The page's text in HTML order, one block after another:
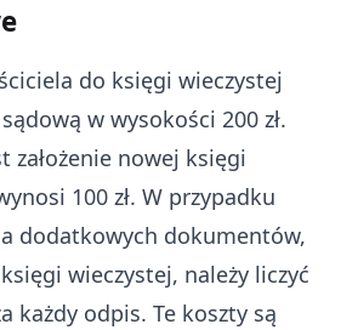
do księgi wieczystej
w wysokości 200 zł.
założenie nowej księgi
100 zł. W przypadku
dodatkowych dokumentów,
wieczystej, należy liczyć
każdy odpis. Te koszty są